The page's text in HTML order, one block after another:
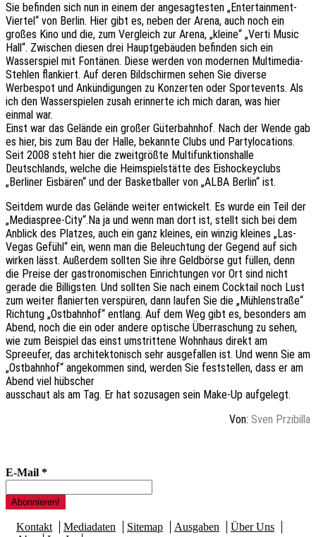
Sie befinden sich nun in einem der angesagtesten „Entertainment-
Viertel“ von Berlin. Hier gibt es, neben der Arena, auch noch ein
großes Kino und die, zum Vergleich zur Arena, „kleine“ „Verti Music
Hall“. Zwischen diesen drei Hauptgebäuden befinden sich ein
Wasserspiel mit Fontänen. Diese werden von modernen Multimedia-
Stehlen flankiert. Auf deren Bildschirmen sehen Sie diverse
Werbespot und Ankündigungen zu Konzerten oder Sportevents. Als
ich den Wasserspielen zusah erinnerte ich mich daran, was hier
einmal war.
Einst war das Gelände ein großer Güterbahnhof. Nach der Wende gab
es hier, bis zum Bau der Halle, bekannte Clubs und Partylocations.
Seit 2008 steht hier die zweitgrößte Multifunktionshalle
Deutschlands, welche die Heimspielstätte des Eishockeyclubs
„Berliner Eisbären“ und der Basketballer von „ALBA Berlin“ ist.
Seitdem wurde das Gelände weiter entwickelt. Es wurde ein Teil der
„Mediaspree-City“.Na ja und wenn man dort ist, stellt sich bei dem
Anblick des Platzes, auch ein ganz kleines, ein winzig kleines „Las-
Vegas Gefühl“ ein, wenn man die Beleuchtung der Gegend auf sich
wirken lässt. Außerdem sollten Sie ihre Geldbörse gut füllen, denn
die Preise der gastronomischen Einrichtungen vor Ort sind nicht
gerade die Billigsten. Und sollten Sie nach einem Cocktail noch Lust
zum weiter flanierten verspüren, dann laufen Sie die „Mühlenstraße“
Richtung „Ostbahnhof“ entlang. Auf dem Weg gibt es, besonders am
Abend, noch die ein oder andere optische Überraschung zu sehen,
wie zum Beispiel das einst umstrittene Wohnhaus direkt am
Spreeufer, das architektonisch sehr ausgefallen ist. Und wenn Sie am
„Ostbahnhof“ angekommen sind, werden Sie feststellen, dass er am
Abend viel hübscher
ausschaut als am Tag. Er hat sozusagen sein Make-Up aufgelegt.
Von: Sven Przibilla
E-Mail *
Kontakt Mediadaten Sitemap Ausgaben
Über Uns